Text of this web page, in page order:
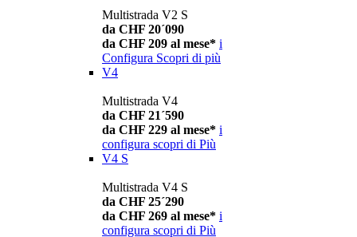
Multistrada V2 S
da CHF 20´090
da CHF 209 al mese* i
Configura Scopri di più
V4
Multistrada V4
da CHF 21´590
da CHF 229 al mese* i
configura scopri di Più
V4 S
Multistrada V4 S
da CHF 25´290
da CHF 269 al mese* i
configura scopri di Più